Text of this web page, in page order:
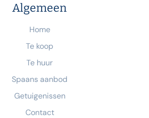
Algemeen
Home
Te koop
Te huur
Spaans aanbod
Getuigenissen
Contact